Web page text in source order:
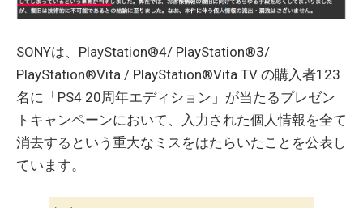
SONYは、PlayStation®4/ PlayStation®3/
PlayStation®Vita / PlayStation®Vita TV の購入者123
名に「PS4 20周年エディション」が当たるプレゼン
トキャンペーンにおいて、入力された個人情報を全て
消去するという重大なミスをはたらいたことを公表し
ています。